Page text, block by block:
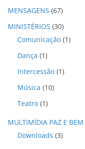
MENSAGENS (67)
MINISTÉRIOS (30)
Comunicação (1)
Dança (1)
Intercessão (1)
Música (10)
Teatro (1)
MULTIMÍDIA PAZ E BEM
Downloads (3)